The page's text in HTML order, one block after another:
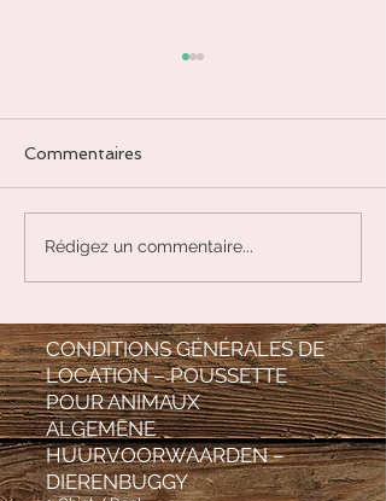
JADE BLANC
Commentaires
Rédigez un commentaire...
CONDITIONS GÉNÉRALES DE
LOCATION – POUSSETTE
POUR ANIMAUX
ALGEMENE
HUURVOORWAARDEN –
DIERENBUGGY